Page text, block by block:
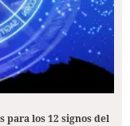
para los 12 signos del